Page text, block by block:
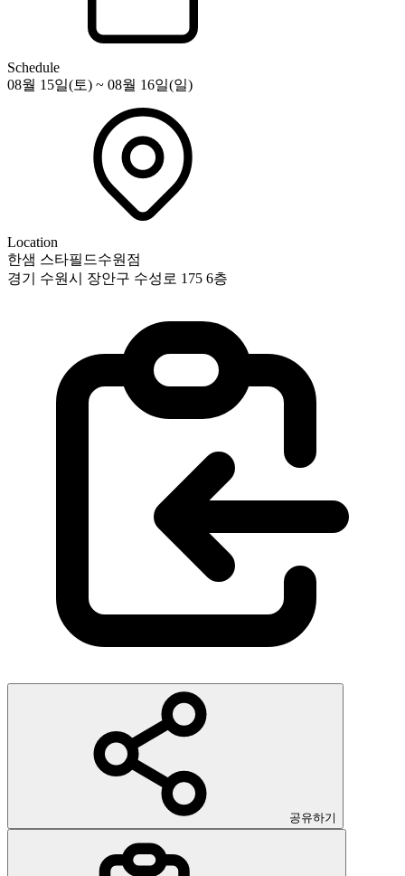
Schedule
08월 15일(토) ~ 08월 16일(일)
Location
한샘 스타필드수원점
경기 수원시 장안구 수성로 175 6층
공유하기